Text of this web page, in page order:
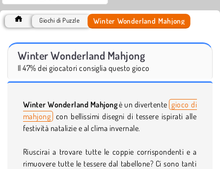
Giochi di Puzzle Winter Wonderland Mahjong
Winter Wonderland Mahjong
Il 47% dei giocatori consiglia questo gioco
Winter Wonderland Mahjongè un divertente gioco di
mahjong con bellissimi disegni di tessere ispirati alle
festività natalizie e al clima invernale.
Riuscirai a trovare tutte le coppie corrispondenti e a
rimuovere tutte le tessere dal tabellone? Ci sono tanti